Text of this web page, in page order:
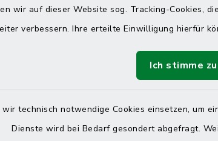
wir auf dieser Website sog. Tracking-Cookies,
verbessern. Ihre erteilte Einwilligung hierfür
Ich stimme zu
technisch notwendige Cookies einsetzen, um
Dienste wird bei Bedarf gesondert abgefragt.
direkte telefonische
Durchwahl
Montag - Donnerstag
Freitag